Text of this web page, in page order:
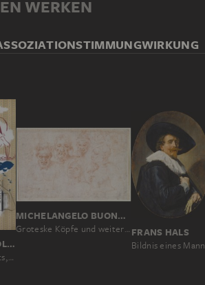
WERKEN
STIMMUNGWIRKUNG
SIGMAR POLKE
Teils diesseits, teils jenseits
MICHELANGELO BUONARROTI, MICHELANGELO BUONARROTI; SCHULE
Groteske Köpfe und weitere Studien FRANS HALS